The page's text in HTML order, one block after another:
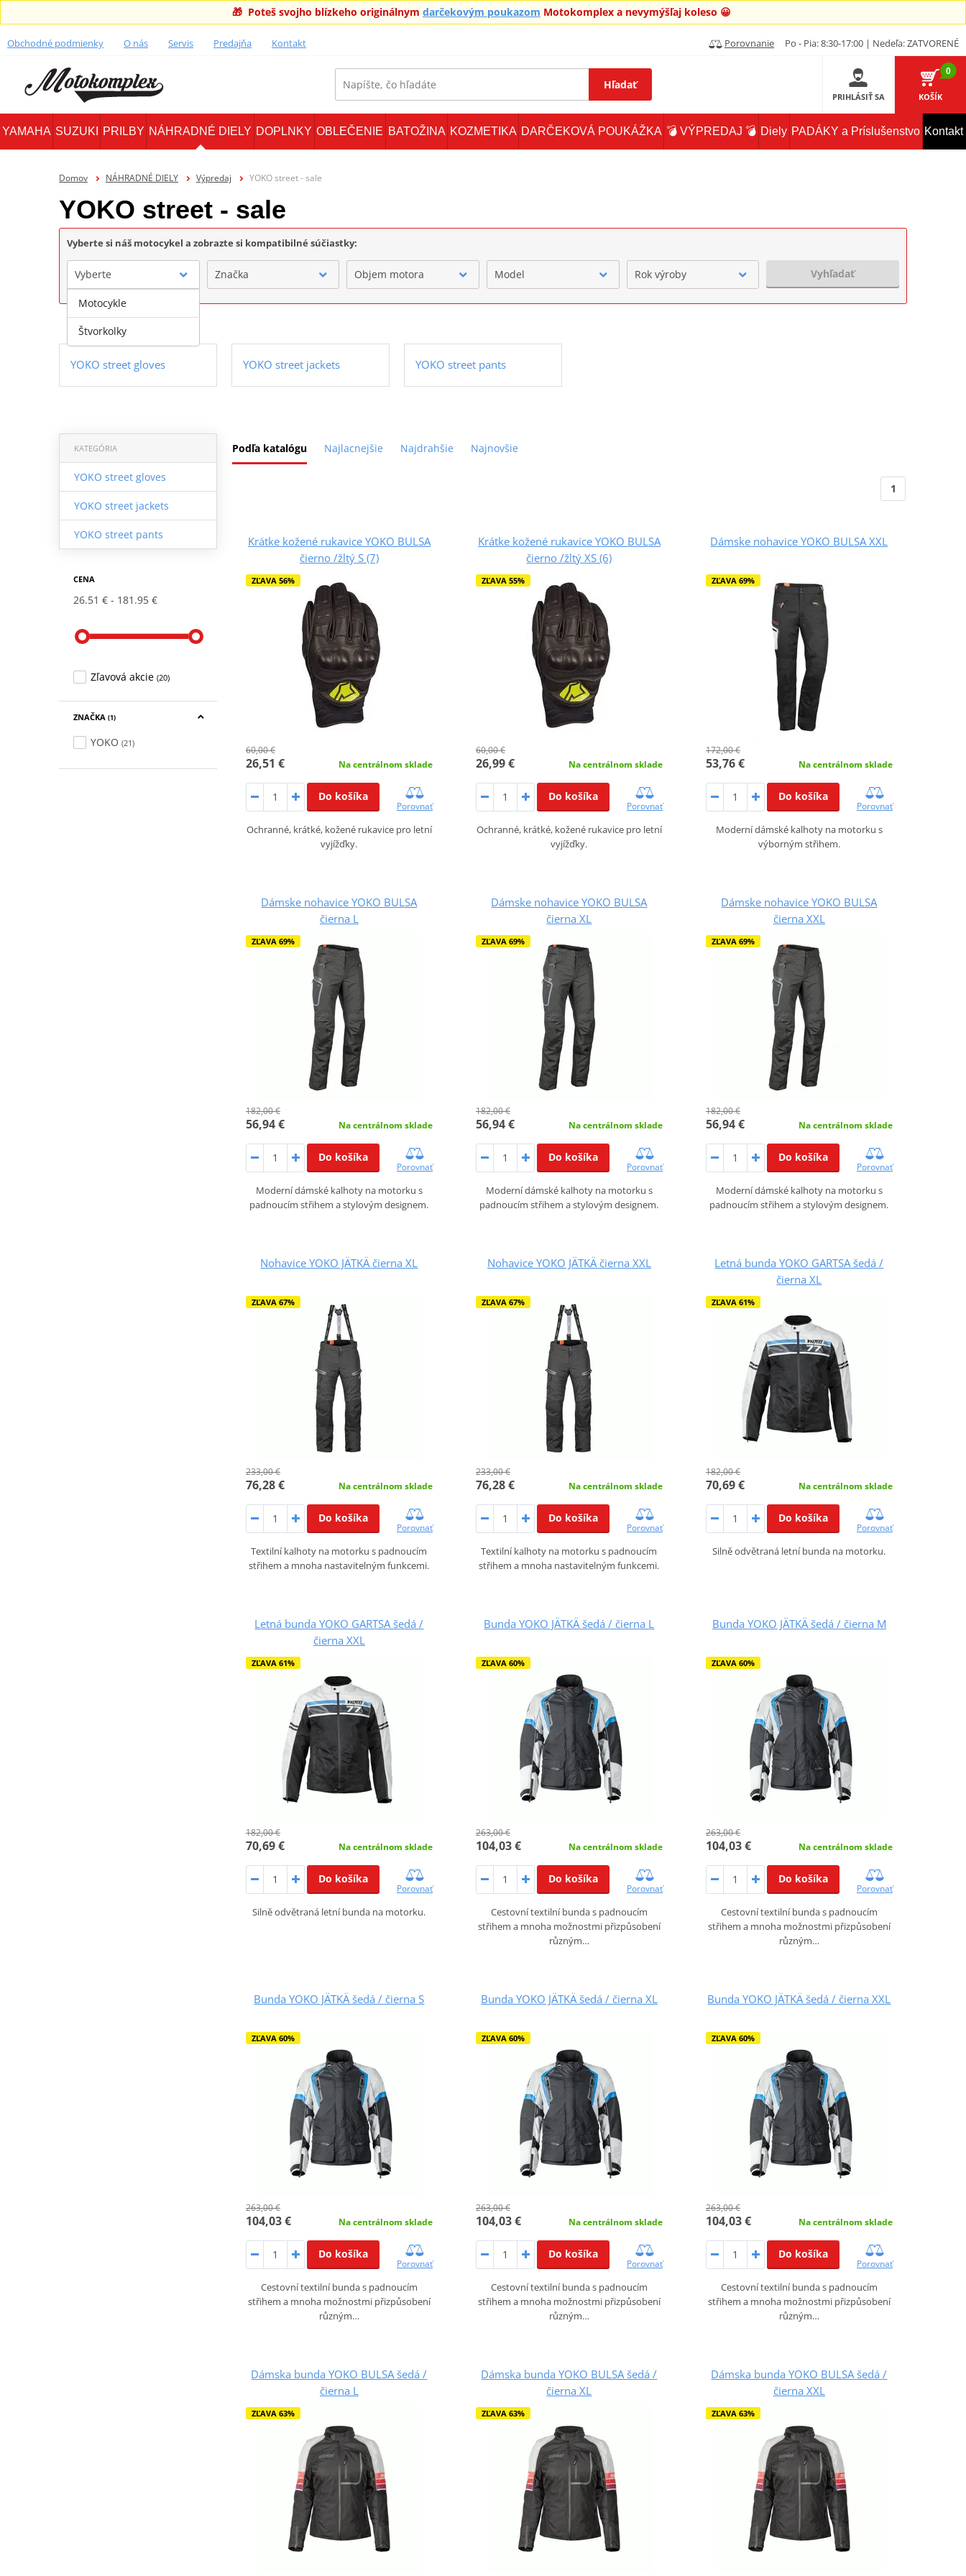
🎁 Poteš svojho blízkeho originálnym darčekovým poukazom Motokomplex a nevymýšľaj koleso 😀
Obchodné podmienky O nás Servis Predajňa Kontakt Porovnanie Po - Pia: 8:30-17:00 | Nedeľa: ZATVORENÉ
Hľadať
PRIHLÁSIŤ SA
0
KOŠÍK
YAMAHA SUZUKI PRILBY NÁHRADNÉ DIELY DOPLNKY OBLEČENIE BATOŽINA KOZMETIKA DARČEKOVÁ POUKÁŽKA 💣 VÝPREDAJ 💣 Diely PADÁKY a Príslušenstvo Kontakt
Domov NÁHRADNÉ DIELY Výpredaj YOKO street - sale
YOKO street - sale
Vyberte si náš motocykel a zobrazte si kompatibilné súčiastky:
Vyberte Značka Objem motora Model Rok výroby Vyhľadať
YOKO street gloves YOKO street jackets YOKO street pants
Podľa katalógu Najlacnejšie Najdrahšie Najnovšie
KATEGÓRIA
YOKO street gloves
YOKO street jackets
YOKO street pants
CENA
26.51 € 181.95 €
Zľavová akcie (20)
ZNAČKA (1)
YOKO (21)
1
Krátke kožené rukavice YOKO BULSA
čierno /žltý S (7)
ZĽAVA 56%
60,00 €
26,51 € Na centrálnom sklade
Do košíka
Porovnať
Ochranné, krátké, kožené rukavice pro letní
vyjížďky.
Krátke kožené rukavice YOKO BULSA
čierno /žltý XS (6)
ZĽAVA 55%
60,00 €
26,99 € Na centrálnom sklade
Do košíka
Porovnať
Ochranné, krátké, kožené rukavice pro letní
vyjížďky.
Dámske nohavice YOKO BULSA XXL
ZĽAVA 69%
172,00 €
53,76 € Na centrálnom sklade
Do košíka
Porovnať
Moderní dámské kalhoty na motorku s
výborným střihem.
Dámske nohavice YOKO BULSA
čierna L
ZĽAVA 69%
182,00 €
56,94 € Na centrálnom sklade
Do košíka
Porovnať
Moderní dámské kalhoty na motorku s
padnoucím střihem a stylovým designem.
Dámske nohavice YOKO BULSA
čierna XL
ZĽAVA 69%
182,00 €
56,94 € Na centrálnom sklade
Do košíka
Porovnať
Moderní dámské kalhoty na motorku s
padnoucím střihem a stylovým designem.
Dámske nohavice YOKO BULSA
čierna XXL
ZĽAVA 69%
182,00 €
56,94 € Na centrálnom sklade
Do košíka
Porovnať
Moderní dámské kalhoty na motorku s
padnoucím střihem a stylovým designem.
Nohavice YOKO JÄTKÄ čierna XL
ZĽAVA 67%
233,00 €
76,28 € Na centrálnom sklade
Do košíka
Porovnať
Textilní kalhoty na motorku s padnoucím
střihem a mnoha nastavitelným funkcemi.
Nohavice YOKO JÄTKÄ čierna XXL
ZĽAVA 67%
233,00 €
76,28 € Na centrálnom sklade
Do košíka
Porovnať
Textilní kalhoty na motorku s padnoucím
střihem a mnoha nastavitelným funkcemi.
Letná bunda YOKO GARTSA šedá /
čierna XL
ZĽAVA 61%
182,00 €
70,69 € Na centrálnom sklade
Do košíka
Porovnať
Silně odvětraná letní bunda na motorku.
Letná bunda YOKO GARTSA šedá /
čierna XXL
ZĽAVA 61%
182,00 €
70,69 € Na centrálnom sklade
Do košíka
Porovnať
Silně odvětraná letní bunda na motorku.
Bunda YOKO JÄTKÄ šedá / čierna L
ZĽAVA 60%
263,00 €
104,03 € Na centrálnom sklade
Do košíka
Porovnať
Cestovní textilní bunda s padnoucím
střihem a mnoha možnostmi přizpůsobení
různým…
Bunda YOKO JÄTKÄ šedá / čierna M
ZĽAVA 60%
263,00 €
104,03 € Na centrálnom sklade
Do košíka
Porovnať
Cestovní textilní bunda s padnoucím
střihem a mnoha možnostmi přizpůsobení
různým…
Bunda YOKO JÄTKÄ šedá / čierna S
ZĽAVA 60%
263,00 €
104,03 € Na centrálnom sklade
Do košíka
Porovnať
Cestovní textilní bunda s padnoucím
střihem a mnoha možnostmi přizpůsobení
různým…
Bunda YOKO JÄTKÄ šedá / čierna XL
ZĽAVA 60%
263,00 €
104,03 € Na centrálnom sklade
Do košíka
Porovnať
Cestovní textilní bunda s padnoucím
střihem a mnoha možnostmi přizpůsobení
různým…
Bunda YOKO JÄTKÄ šedá / čierna XXL
ZĽAVA 60%
263,00 €
104,03 € Na centrálnom sklade
Do košíka
Porovnať
Cestovní textilní bunda s padnoucím
střihem a mnoha možnostmi přizpůsobení
různým…
Dámska bunda YOKO BULSA šedá /
čierna L
ZĽAVA 63%
Dámska bunda YOKO BULSA šedá /
čierna XL
ZĽAVA 63%
Dámska bunda YOKO BULSA šedá /
čierna XXL
ZĽAVA 63%
Motocykle
Štvorkolky